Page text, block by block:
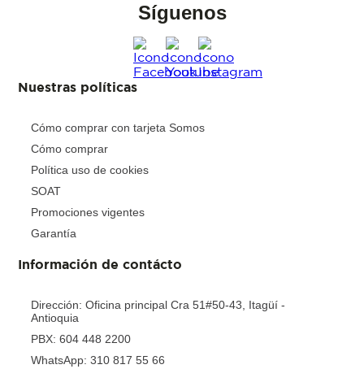
Síguenos
Nuestras políticas
Cómo comprar con tarjeta Somos
Cómo comprar
Política uso de cookies
SOAT
Promociones vigentes
Garantía
Información de contácto
Dirección: Oficina principal Cra 51#50-43, Itagüí -
Antioquia
PBX: 604 448 2200
WhatsApp: 310 817 55 66